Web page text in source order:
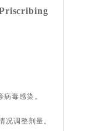
毒感染。
况调整剂量。